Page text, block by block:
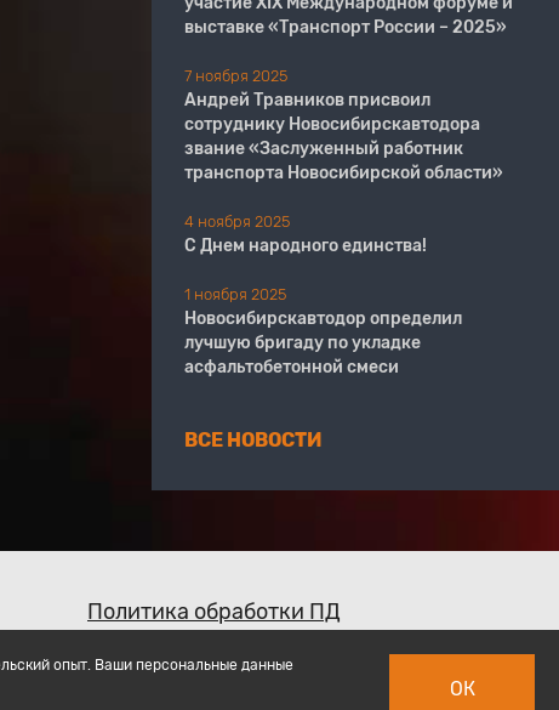
выставке «Транспорт России – 2025»
7 ноября 2025
Андрей Травников присвоил
сотруднику Новосибирскавтодора
звание «Заслуженный работник
транспорта Новосибирской области»
4 ноября 2025
С Днем народного единства!
1 ноября 2025
Новосибирскавтодор определил
лучшую бригаду по укладке
асфальтобетонной смеси
ВСЕ НОВОСТИ
Политика обработки ПД
опыт. Ваши персональные данные
ОК